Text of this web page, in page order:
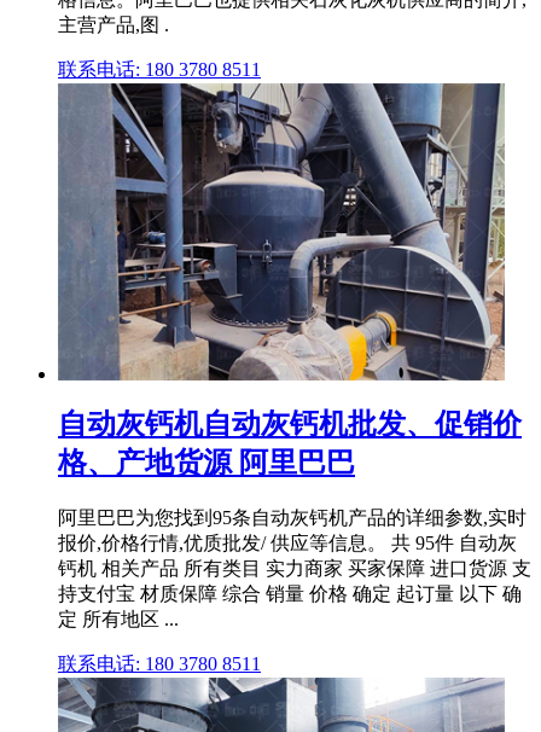
主营产品,图 .
联系电话: 180 3780 8511
自动灰钙机自动灰钙机批发、促销价
格、产地货源 阿里巴巴
阿里巴巴为您找到95条自动灰钙机产品的详细参数,实时
报价,价格行情,优质批发/ 供应等信息。 共 95件 自动灰
钙机 相关产品 所有类目 实力商家 买家保障 进口货源 支
持支付宝 材质保障 综合 销量 价格 确定 起订量 以下 确
定 所有地区 ...
联系电话: 180 3780 8511